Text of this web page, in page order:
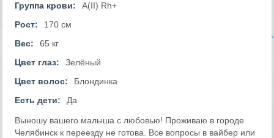
Группа крови:
A(II) Rh+
Рост:
170 см
Вес:
65 кг
Цвет глаз:
Зелёный
Цвет волос:
Блондинка
Есть дети:
Да
Выношу вашего малыша с любовью! Проживаю в городе
Челябинск к переезду не готова. Все вопросы в вайбер или